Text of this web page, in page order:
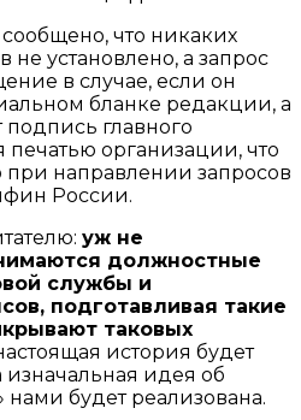
сообщено, что никаких
установлено, а запрос
в случае, если он
бланке редакции, а
подпись главного
печатью организации, что
направлении запросов
России.
уж не
должностные
службы и
подготавливая такие
таковых
история будет
идея об
нами будет реализована.